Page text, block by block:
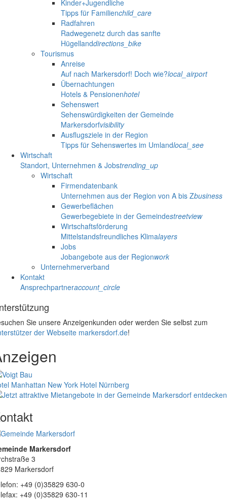
Kinder+Jugendliche
Tipps für Familienchild_care
Radfahren
Radwegenetz durch das sanfte
Hügellanddirections_bike
Tourismus
Anreise
Auf nach Markersdorf! Doch wie?local_airport
Übernachtungen
Hotels & Pensionenhotel
Sehenswert
Sehenswürdigkeiten der Gemeinde
Markersdorfvisibility
Ausflugsziele in der Region
Tipps für Sehenswertes im Umlandlocal_see
Wirtschaft
Standort, Unternehmen & Jobstrending_up
Wirtschaft
Firmendatenbank
Unternehmen aus der Region von A bis Zbusiness
Gewerbeflächen
Gewerbegebiete in der Gemeindestreetview
Wirtschaftsförderung
Mittelstandsfreundliches Klimalayers
Jobs
Jobangebote aus der Regionwork
Unternehmerverband
Kontakt
Ansprechpartneraccount_circle
Sie unsere Anzeigenkunden oder werden Sie selbst zum
der Webseite markersdorf.de!
Manhattan New York Hotel Nürnberg
Markersdorf
3
Markersdorf
+49 (0)35829 630-0
+49 (0)35829 630-11